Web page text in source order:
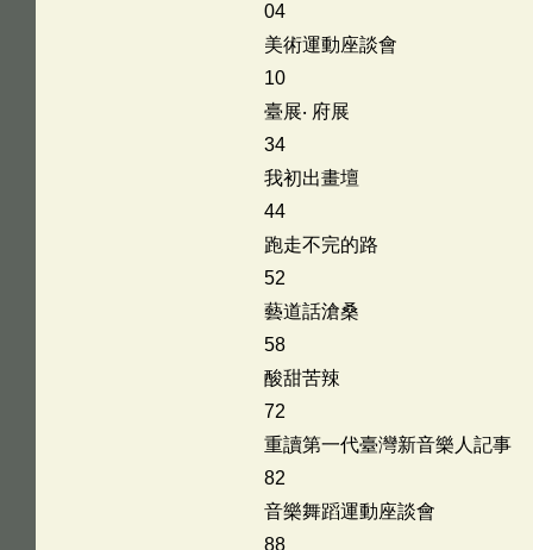
04
美術運動座談會
10
臺展‧ 府展
34
我初出畫壇
44
跑走不完的路
52
藝道話滄桑
58
酸甜苦辣
72
重讀第一代臺灣新音樂人記事
82
音樂舞蹈運動座談會
88